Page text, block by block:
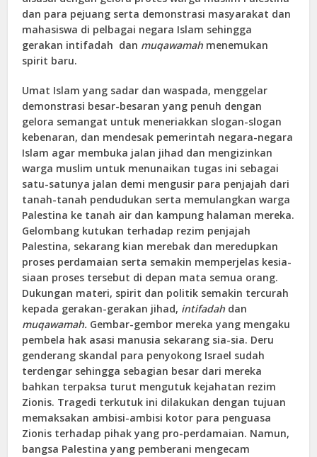
dan para pejuang serta demonstrasi masyarakat dan
mahasiswa di pelbagai negara Islam sehingga
gerakan intifadah dan muqawamah menemukan
spirit baru.
Umat Islam yang sadar dan waspada, menggelar
demonstrasi besar-besaran yang penuh dengan
gelora semangat untuk meneriakkan slogan-slogan
kebenaran, dan mendesak pemerintah negara-negara
Islam agar membuka jalan jihad dan mengizinkan
warga muslim untuk menunaikan tugas ini sebagai
satu-satunya jalan demi mengusir para penjajah dari
tanah-tanah pendudukan serta memulangkan warga
Palestina ke tanah air dan kampung halaman mereka.
Gelombang kutukan terhadap rezim penjajah
Palestina, sekarang kian merebak dan meredupkan
proses perdamaian serta semakin memperjelas kesia-
siaan proses tersebut di depan mata semua orang.
Dukungan materi, spirit dan politik semakin tercurah
kepada gerakan-gerakan jihad, intifadah dan
muqawamah. Gembar-gembor mereka yang mengaku
pembela hak asasi manusia sekarang sia-sia. Deru
genderang skandal para penyokong Israel sudah
terdengar sehingga sebagian besar dari mereka
bahkan terpaksa turut mengutuk kejahatan rezim
Zionis. Tragedi terkutuk ini dilakukan dengan tujuan
memaksakan ambisi-ambisi kotor para penguasa
Zionis terhadap pihak yang pro-perdamaian. Namun,
bangsa Palestina yang pemberani mengecam